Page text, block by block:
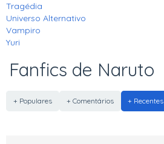
Fanfics de Naruto
+ Populares + Comentários + Recentes
Tragédia
Universo Alternativo
Vampiro
Yuri